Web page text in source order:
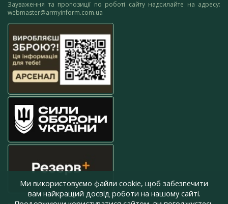
Зауваження та пропозиції по роботі сайту надсилайте на адресу:
webmaster@armyinform.com.ua
Ми використовуємо файли cookie, щоб забезпечити
вам найкращий досвід роботи на нашому сайті.